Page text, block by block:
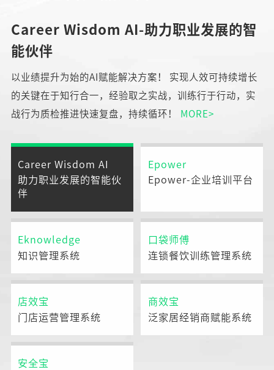
Career Wisdom AI-助力职业发展的智
能伙伴
以业绩提升为始的AI赋能解决方案！ 实现人效可持续增长
的关键在于知行合一，经验取之实战，训练行于行动，实
战行为质检推进快速复盘，持续循环！
MORE>
Career Wisdom AI
助力职业发展的智能伙
伴
Epower
Epower-企业培训平台
Eknowledge
知识管理系统
口袋师傅
连锁餐饮训练管理系统
店效宝
门店运营管理系统
商效宝
泛家居经销商赋能系统
安全宝